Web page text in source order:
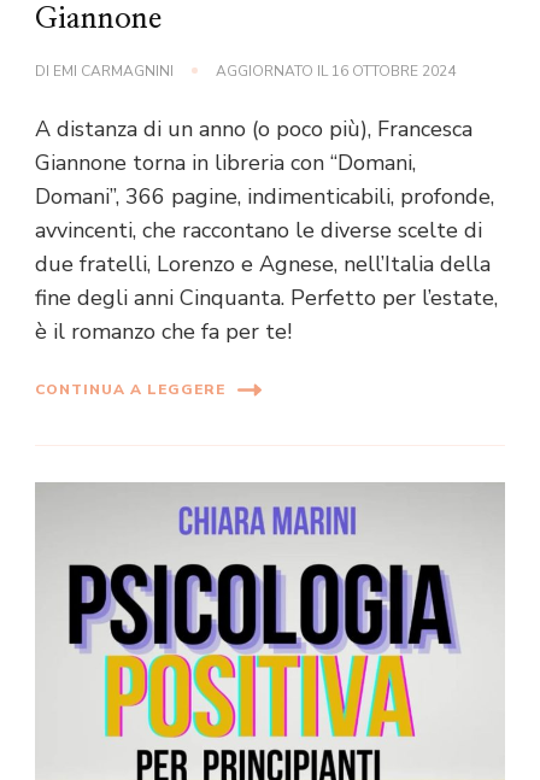
Giannone
DI EMI CARMAGNINI AGGIORNATO IL16 OTTOBRE 2024
A distanza di un anno (o poco più), Francesca
Giannone torna in libreria con “Domani,
Domani”, 366 pagine, indimenticabili, profonde,
avvincenti, che raccontano le diverse scelte di
due fratelli, Lorenzo e Agnese, nell’Italia della
fine degli anni Cinquanta. Perfetto per l’estate,
è il romanzo che fa per te!
CONTINUA A LEGGERE